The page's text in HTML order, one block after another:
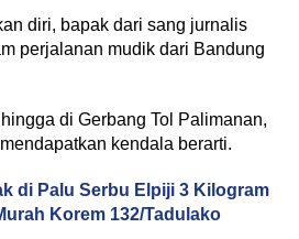
diri, bapak dari sang jurnalis
perjalanan mudik dari Bandung
di Gerbang Tol Palimanan,
kendala berarti.
di Palu Serbu Elpiji 3 Kilogram
Korem 132/Tadulako